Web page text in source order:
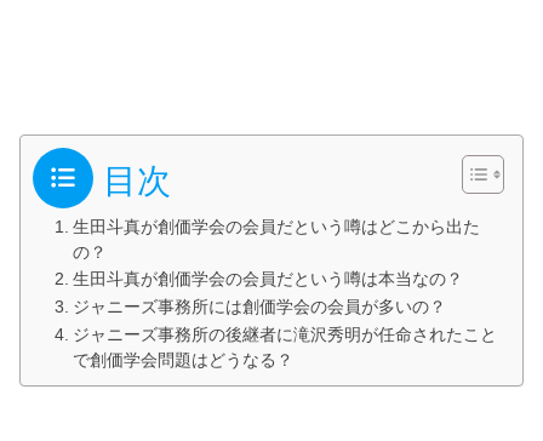
目次
生田斗真が創価学会の会員だという噂はどこから出た
の？
生田斗真が創価学会の会員だという噂は本当なの？
ジャニーズ事務所には創価学会の会員が多いの？
ジャニーズ事務所の後継者に滝沢秀明が任命されたこと
で創価学会問題はどうなる？